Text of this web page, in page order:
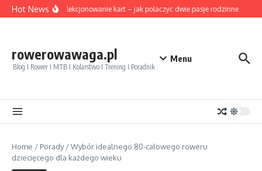
Przejdź do treści
Hot News
Rower i kolekcjonowanie kart – jak polaczyc dwie pasje rodzinne
rowerowawaga.pl
Blog I Rower I MTB I Kolarstwo I Trening I Poradnik
Menu
Home / Porady/Wybór idealnego 80-calowego roweru
dziecięcego dla każdego wieku